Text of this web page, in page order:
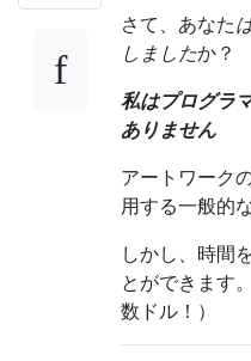
さて、あなた
しましたか？
私はプログラ
ありません
アートワーク
用する一般的
しかし、時間
とができます
数ドル！）